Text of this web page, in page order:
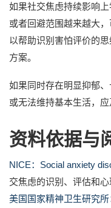
如果社交焦虑持续影响上
或者回避范围越来越大
以帮助识别害怕评价的
方案。
如果同时存在明显抑郁
或无法维持基本生活，
资料依据与
NICE：Social anxiety
交焦虑的识别、评估和心
美国国家精神卫生研究